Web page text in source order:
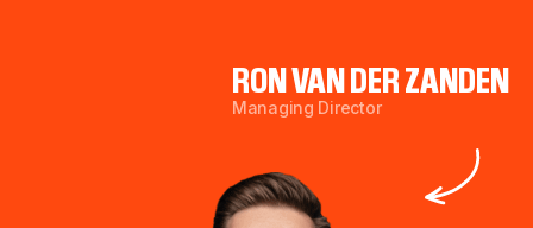
RON VAN DER ZANDEN
Managing Director